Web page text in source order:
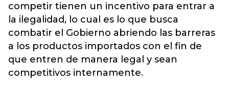
competir tienen un incentivo para entrar a
la ilegalidad, lo cual es lo que busca
combatir el Gobierno abriendo las barreras
a los productos importados con el fin de
que entren de manera legal y sean
competitivos internamente.